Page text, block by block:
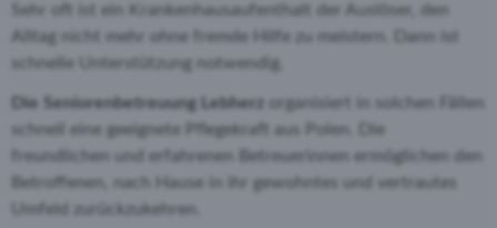
Sehr oft ist ein Krankenhausaufenthalt der Auslöser, den
Alltag nicht mehr ohne fremde Hilfe zu meistern. Dann ist
schnelle Unterstützung notwendig.
Die Seniorenbetreuung Lebherz
organisiert in solchen Fällen
schnell eine geeignete Pflegekraft aus Polen. Die
freundlichen und erfahrenen Betreuerinnen ermöglichen den
Betroffenen, nach Hause in ihr gewohntes und vertrautes
Umfeld zurückzukehren.